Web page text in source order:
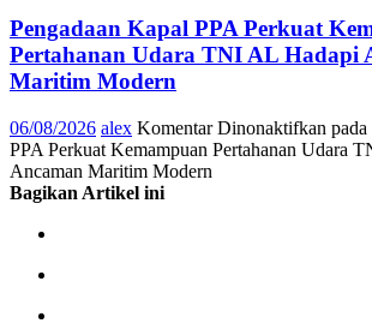
Pengadaan Kapal PPA Perkuat
Pertahanan Udara TNI AL Hadapi
Maritim Modern
06/08/2026 alex Komentar Dinonaktifkan pada
PPA Perkuat Kemampuan Pertahanan Udara
Ancaman Maritim Modern
Bagikan Artikel ini